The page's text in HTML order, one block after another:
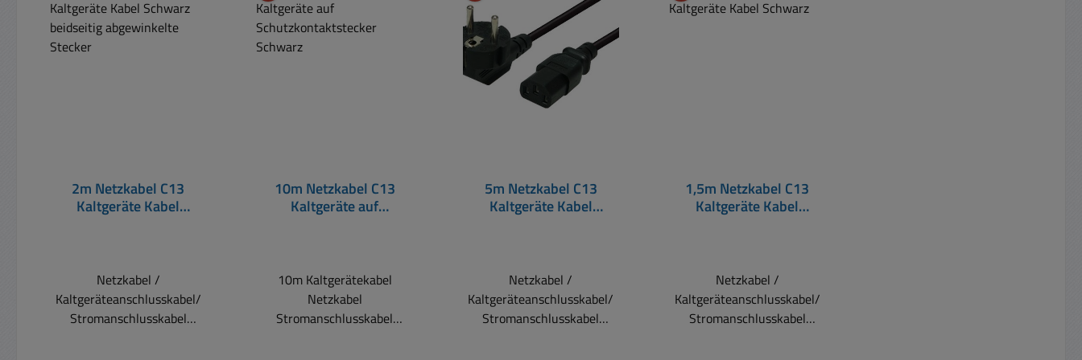
2m Netzkabel C13
Kaltgeräte Kabel
Netzkabel /
Kaltgeräteanschlusskabel/
Stromanschlusskabel
10m Netzkabel C13
Kaltgeräte auf
10m Kaltgerätekabel
Netzkabel
Stromanschlusskabel
5m Netzkabel C13
Kaltgeräte Kabel
Netzkabel /
Kaltgeräteanschlusskabel/
Stromanschlusskabel
1,5m Netzkabel C13
Kaltgeräte Kabel
Netzkabel /
Kaltgeräteanschlusskabel/
Stromanschlusskabel